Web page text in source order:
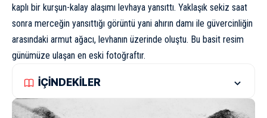
kaplı bir kurşun-kalay alaşımı levhaya yansıttı. Yaklaşık sekiz saat
sonra merceğin yansıttığı görüntü yani ahırın damı ile güvercinliğin
arasındaki armut ağacı, levhanın üzerinde oluştu. Bu basit resim
günümüze ulaşan en eski fotoğraftır.
İÇİNDEKİLER